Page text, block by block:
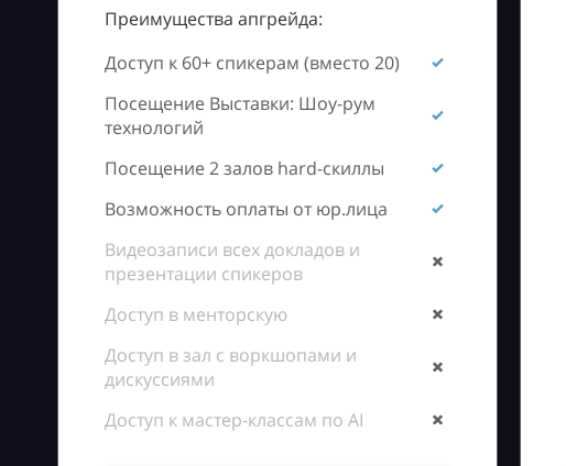
Преимущества апгрейда:
Доступ к 60+ спикерам (вместо 20)
Посещение Выставки: Шоу-рум
технологий
Посещение 2 залов hard-скиллы
Возможность оплаты от юр.лица
Видеозаписи всех докладов и
презентации спикеров
Доступ в менторскую
Доступ в зал с воркшопами и
дискуссиями
Доступ к мастер-классам по AI